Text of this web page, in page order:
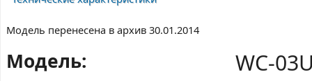
Модель перенесена в архив 30.01.2014
Модель: WC-